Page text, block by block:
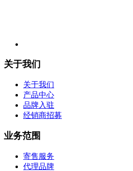
关于我们
关于我们
产品中心
品牌入驻
经销商招募
业务范围
寄售服务
代理品牌